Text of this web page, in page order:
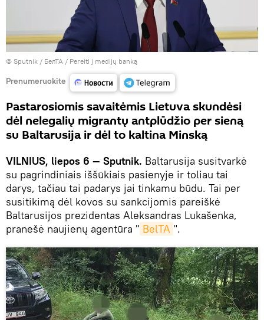
© Sputnik / БелТА / Pereiti į medijų banką
Prenumeruokite
Pastarosiomis savaitėmis Lietuva skundėsi
dėl nelegalių migrantų antplūdžio per sieną
su Baltarusija ir dėl to kaltina Minską
VILNIUS, liepos 6 — Sputnik. Baltarusija susitvarkė
su pagrindiniais iššūkiais pasienyje ir toliau tai
darys, tačiau tai padarys jai tinkamu būdu. Tai per
susitikimą dėl kovos su sankcijomis pareiškė
Baltarusijos prezidentas Aleksandras Lukašenka,
pranešė naujienų agentūra " BelTA ".